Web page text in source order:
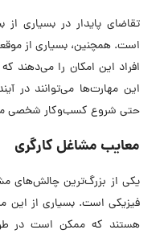
تقاضای پایدار در بسیاری
است. همچنین، بسیاری از
افراد این امکان را می‌دهند
این مهارت‌ها می‌توانند در
حتی شروع کسب‌وکار شخصی
معایب مشاغل کارگری
یکی از بزرگ‌ترین چالش‌های
فیزیکی است. بسیاری از این
هستند که ممکن است در